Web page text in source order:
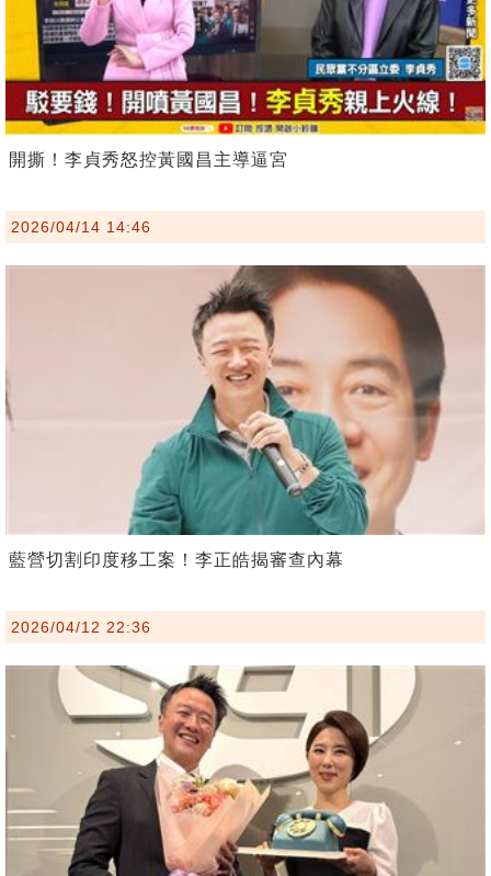
開撕！李貞秀怒控黃國昌主導逼宮
2026/04/14 14:46
藍營切割印度移工案！李正皓揭審查內幕
2026/04/12 22:36